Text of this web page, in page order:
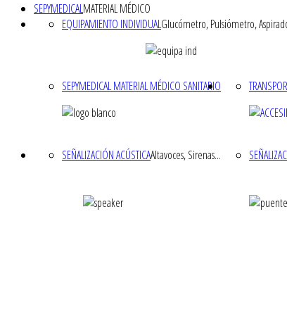
SEPYMEDICALMATERIAL MÉDICO
EQUIPAMIENTO INDIVIDUALGlucómetro, Pulsiómetro,
SEPYMEDICAL MATERIAL MÉDICO SANITARIO
SEÑALIZACIÓN ACÚSTICAAltavoces, Sirenas...